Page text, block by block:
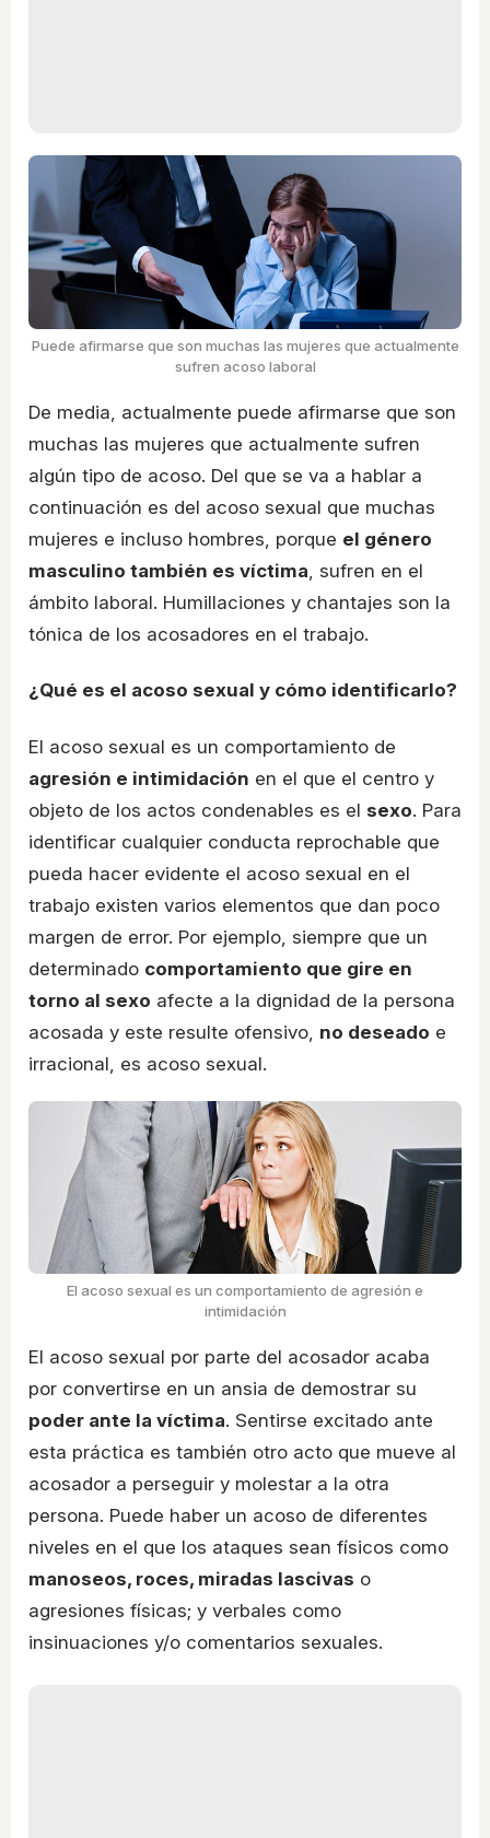
Puede afirmarse que son muchas las mujeres que actualmente
sufren acoso laboral
De media, actualmente puede afirmarse que son
muchas las mujeres que actualmente sufren
algún tipo de acoso. Del que se va a hablar a
continuación es del acoso sexual que muchas
mujeres e incluso hombres, porque el género
masculino también es víctima , sufren en el
ámbito laboral. Humillaciones y chantajes son la
tónica de los acosadores en el trabajo.
¿Qué es el acoso sexual y cómo identificarlo?
El acoso sexual es un comportamiento de
agresión e intimidación en el que el centro y
objeto de los actos condenables es el sexo. Para
identificar cualquier conducta reprochable que
pueda hacer evidente el acoso sexual en el
trabajo existen varios elementos que dan poco
margen de error. Por ejemplo, siempre que un
determinado comportamiento que gire en
torno al sexo afecte a la dignidad de la persona
acosada y este resulte ofensivo, no deseado e
irracional, es acoso sexual.
El acoso sexual es un comportamiento de agresión e
intimidación
El acoso sexual por parte del acosador acaba
por convertirse en un ansia de demostrar su
poder ante la víctima. Sentirse excitado ante
esta práctica es también otro acto que mueve al
acosador a perseguir y molestar a la otra
persona. Puede haber un acoso de diferentes
niveles en el que los ataques sean físicos como
manoseos, roces, miradas lascivas o
agresiones físicas; y verbales como
insinuaciones y/o comentarios sexuales.